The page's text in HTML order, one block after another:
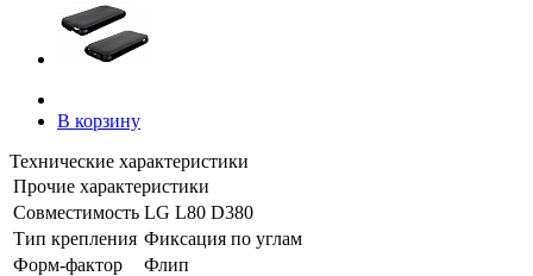
В корзину
Технические характеристики
Прочие характеристики
Совместимость LG L80 D380
Тип крепления Фиксация по углам
Форм-фактор
Флип